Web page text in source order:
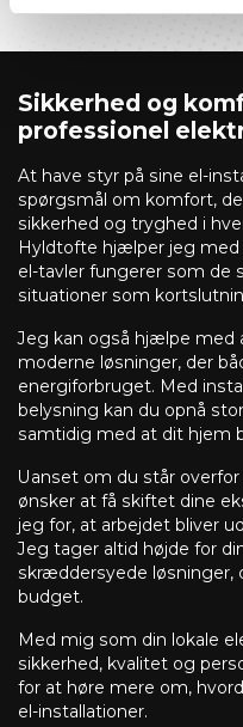
Sikkerhed og
professionel
At have styr på sine el-
spørgsmål om komfort,
sikkerhed og tryghed i
Hyldtofte hjælper jeg med
el-tavler fungerer som de
situationer som
Jeg kan også hjælpe med
moderne løsninger, der
energiforbruget. Med
belysning kan du opnå
samtidig med at dit hjem
Uanset om du står
ønsker at få skiftet dine
jeg for, at arbejdet bliver
Jeg tager altid højde for
skræddersyede løsninger,
budget.
Med mig som din lokale
sikkerhed, kvalitet og
for at høre mere om,
el-installationer.